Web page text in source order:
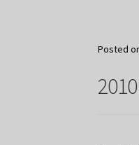
Posted